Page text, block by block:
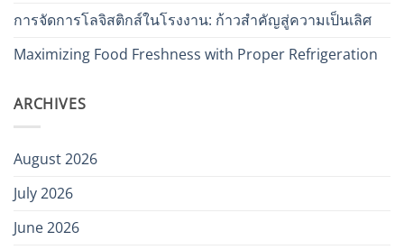
การจัดการโลจิสติกส์ในโรงงาน: ก้าวสำคัญสู่ความเป็นเลิศ
Maximizing Food Freshness with Proper Refrigeration
ARCHIVES
August 2026
July 2026
June 2026